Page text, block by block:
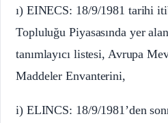
ı) EINECS: 18/9/1981 tarihi
Topluluğu Piyasasında yer
tanımlayıcı listesi, Avrupa
Maddeler Envanterini,
i) ELINCS: 18/9/1981’den